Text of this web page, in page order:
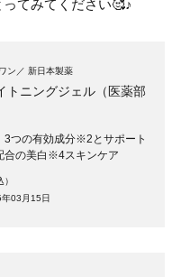
てみてください🥰♪
ン 新日本製薬
トニングジェル（医薬部
つの有効成分※2とサポート
合の美白※4スキンケア
03月15日